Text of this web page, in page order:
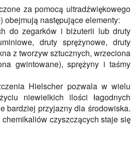
za pomocą ultradźwiękowego
następujące elementy:
do zegarków i biżuterii lub druty
druty sprężynowe, druty
z tworzyw sztucznych, wrzeciona
gwintowane), sprężyny i taśmy
Hielscher pozwala w wielu
niewielkich ilości łagodnych
bardziej przyjazny dla środowiska.
czyszczących staje się